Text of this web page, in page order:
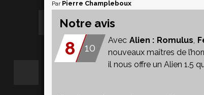
Par Pierre Champleboux
Notre avis
8 10
Avec Alien : Romulus,
nouveaux maîtres de
il nous offre un Alien 1.5